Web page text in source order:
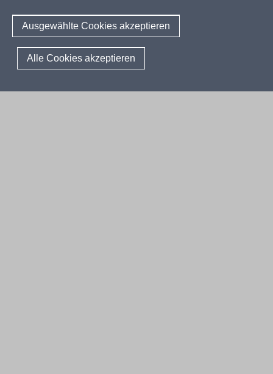
Ausgewählte Cookies akzeptieren
Alle Cookies akzeptieren
Berichtswesen Weiterbildung
ElternMitWirkung NRW
KI:EB
Amtsblattabonnieren
© 2026 QUA-LiS
Fußzeile
Impressum Datenschutzerklärung